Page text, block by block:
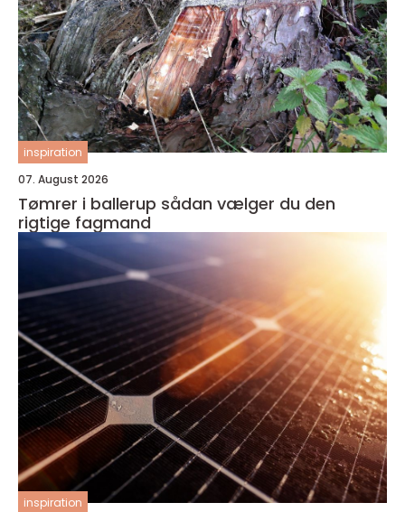
inspiration
07. August 2026
Tømrer i ballerup sådan vælger du den
rigtige fagmand
inspiration